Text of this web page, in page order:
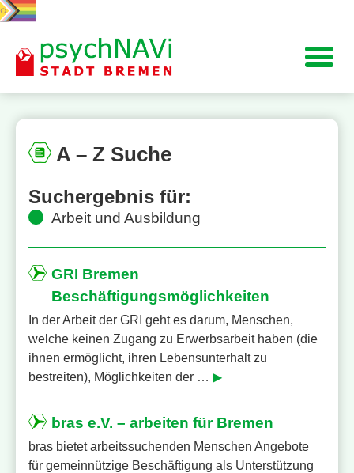
Navigation
A – ZSuche
Suchergebnis für:
Arbeit und Ausbildung
GRI Bremen
Beschäftigungsmöglichkeiten
In der Arbeit der GRI geht es darum, Menschen,
welche keinen Zugang zu Erwerbsarbeit haben (die
ihnen ermöglicht, ihren Lebensunterhalt zu
bestreiten), Möglichkeiten der … ▶
bras e.V. – arbeiten für Bremen
bras bietet arbeitssuchenden Menschen Angebote
für gemeinnützige Beschäftigung als Unterstützung